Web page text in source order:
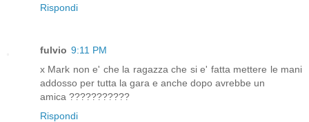
Rispondi
fulvio 9:11 PM
x Mark non e' che la ragazza che si e' fatta mettere le mani
addosso per tutta la gara e anche dopo avrebbe un
amica ???????????
Rispondi